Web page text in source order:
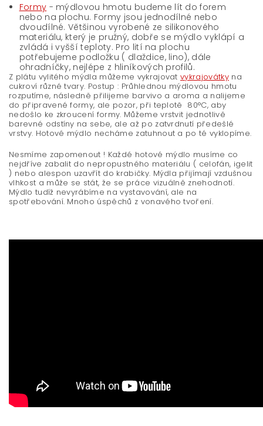
Formy - mýdlovou hmotu budeme lít do forem
nebo na plochu. Formy jsou jednodílné nebo
dvoudílné. Většinou vyrobené ze silikonového
materiálu, který je pružný, dobře se mýdlo vyklápí a
zvládá i vyšší teploty. Pro lití na plochu
potřebujeme podložku ( dlaždice, lino), dále
ohradníčky, nejlépe z hliníkových profilů.
Z plátu vylitého mýdla můžeme vykrajovatvykrajovátkyna
cukroví různé tvary. Postup : Průhlednou mýdlovou hmotu
rozputíme, následně přilijeme barvivo a aroma a nalijeme
do připravené formy, ale pozor, při teplotě 80°C, aby
nedošlo ke zkroucení formy. Můžeme vrstvit jednotlivě
barevné odstíny na sebe, ale až po zatvrdnutí předešlé
vrstvy. Hotové mýdlo necháme zatuhnout a po té vyklopíme.
Nesmíme zapomenout ! Každé hotové mýdlo musíme co
nejdříve zabalit do nepropustného materiálu ( celofán, igelit
) nebo alespon uzavřít do krabičky. Mýdla přijímají vzdušnou
vlhkost a může se stát, že se práce vizuálně znehodnotí.
Mýdlo tudíž nevyrábíme na vystavování, ale na
spotřebování. Mnoho úspěchů z vonavého tvoření.